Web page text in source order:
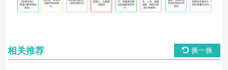
相关推荐 换一换